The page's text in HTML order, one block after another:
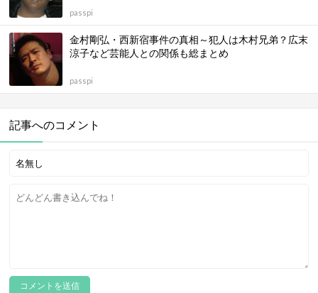
passpi
金村剛弘・西新宿事件の真相～犯人は木村兄弟？広末
涼子など芸能人との関係も総まとめ
passpi
記事へのコメント